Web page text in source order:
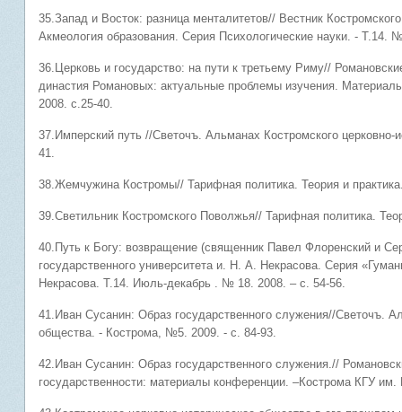
35.Запад и Восток: разница менталитетов// Вестник
Акмеология образования. Серия Психологические науки. - Т.14.
36.Церковь и государство: на пути к третьему Риму//
династия Романовых: актуальные проблемы изучения.
2008. с.25-40.
37.Имперский путь //Светочъ. Альманах Костромского
41.
38.Жемчужина Костромы// Тарифная политика. Теория и
39.Светильник Костромского Поволжья// Тарифная политика.
40.Путь к Богу: возвращение (священник Павел Флоренский и
государственного университета и. Н. А. Некрасова. Серия
Некрасова. Т.14. Июль-декабрь . № 18. 2008. – с. 54-56.
41.Иван Сусанин: Образ государственного служения//Светочъ.
общества. - Кострома, №5. 2009. - с. 84-93.
42.Иван Сусанин: Образ государственного служения.//
государственности: материалы конференции. –Кострома КГУ